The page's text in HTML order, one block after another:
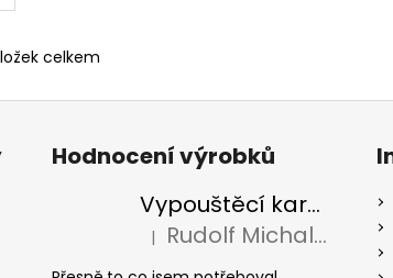
O
v
celkem
Hodnocení výrobků
Vypouštěcí karabina kovová stříbrná
Hodnocení produktu je 5 z 5
| Rudolf Michalec